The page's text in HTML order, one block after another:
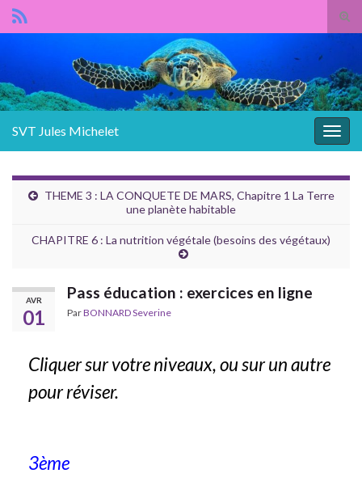
SVT Jules Michelet
THEME 3 : LA CONQUETE DE MARS, Chapitre 1 La Terre
une planète habitable
CHAPITRE 6 : La nutrition végétale (besoins des végétaux)
AVR
01
Pass éducation : exercices en ligne
ParBONNARD Severine
Cliquer sur votre niveaux, ou sur un autre
pour réviser.
3ème
Panneau de gestion des cookies